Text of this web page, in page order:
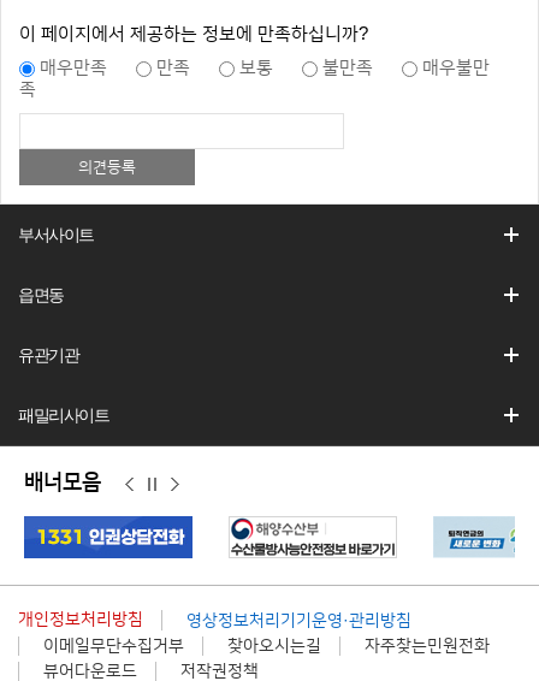
이 페이지에서 제공하는 정보에 만족하십니까?
매우만족
만족 보통 불만족
매우불만
족
부서사이트
읍면동
유관기관
패밀리사이트
배너모음
이
전
정
지
다
음
개인정보처리방침
영상정보처리기기운영·관리방침
이메일무단수집거부
찾아오시는길
자주찾는민원전화
뷰어다운로드
저작권정책